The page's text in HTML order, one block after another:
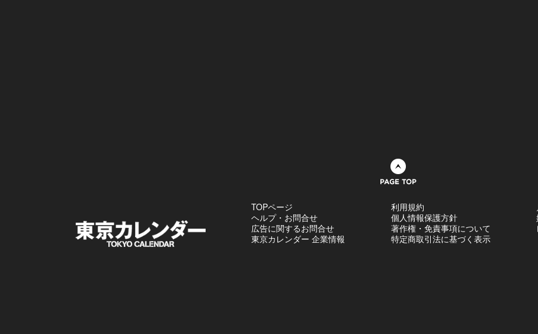
TOPページ
ヘルプ・お問合せ
広告に関するお問合せ
東京カレンダー 企業情報
利用規約
個人情報保護方針
著作権・免責事項について
特定商取引法に基づく表示